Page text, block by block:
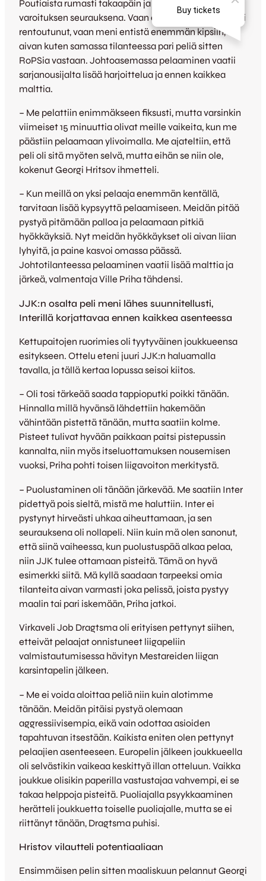
Poutiaista rumasti takaapäin ja näki punaista toisen
varoituksen seurauksena. Vaan eipä kettupaitojen peli
rentoutunut, vaan meni entistä enemmän kipsiin,
aivan kuten samassa tilanteessa pari peliä sitten
RoPSia vastaan. Johtoasemassa pelaaminen vaatii
sarjanousijalta lisää harjoittelua ja ennen kaikkea
malttia.
– Me pelattiin enimmäkseen fiksusti, mutta varsinkin
viimeiset 15 minuuttia olivat meille vaikeita, kun me
päästiin pelaamaan ylivoimalla. Me ajateltiin, että
peli oli sitä myöten selvä, mutta eihän se niin ole,
kokenut Georgi Hritsov ihmetteli.
– Kun meillä on yksi pelaaja enemmän kentällä,
tarvitaan lisää kypsyyttä pelaamiseen. Meidän pitää
pystyä pitämään palloa ja pelaamaan pitkiä
hyökkäyksiä. Nyt meidän hyökkäykset oli aivan liian
lyhyitä, ja paine kasvoi omassa päässä.
Johtotilanteessa pelaaminen vaatii lisää malttia ja
järkeä, valmentaja Ville Priha tähdensi.
JJK:n osalta peli meni lähes suunnitellusti,
Interillä korjattavaa ennen kaikkea asenteessa
Kettupaitojen ruorimies oli tyytyväinen joukkueensa
esitykseen. Ottelu eteni juuri JJK:n haluamalla
tavalla, ja tällä kertaa lopussa seisoi kiitos.
– Oli tosi tärkeää saada tappioputki poikki tänään.
Hinnalla millä hyvänsä lähdettiin hakemään
vähintään pistettä tänään, mutta saatiin kolme.
Pisteet tulivat hyvään paikkaan paitsi pistepussin
kannalta, niin myös itseluottamuksen nousemisen
vuoksi, Priha pohti toisen liigavoiton merkitystä.
– Puolustaminen oli tänään järkevää. Me saatiin Inter
pidettyä pois sieltä, mistä me haluttiin. Inter ei
pystynyt hirveästi uhkaa aiheuttamaan, ja sen
seurauksena oli nollapeli. Niin kuin mä olen sanonut,
että siinä vaiheessa, kun puolustuspää alkaa pelaa,
niin JJK tulee ottamaan pisteitä. Tämä on hyvä
esimerkki siitä. Mä kyllä saadaan tarpeeksi omia
tilanteita aivan varmasti joka pelissä, joista pystyy
maalin tai pari iskemään, Priha jatkoi.
Virkaveli Job Dragtsma oli erityisen pettynyt siihen,
etteivät pelaajat onnistuneet liigapeliin
valmistautumisessa hävityn Mestareiden liigan
karsintapelin jälkeen.
– Me ei voida aloittaa peliä niin kuin alotimme
tänään. Meidän pitäisi pystyä olemaan
aggressiivisempia, eikä vain odottaa asioiden
tapahtuvan itsestään. Kaikista eniten olen pettynyt
pelaajien asenteeseen. Europelin jälkeen joukkueella
oli selvästikin vaikeaa keskittyä illan otteluun. Vaikka
joukkue olisikin paperilla vastustajaa vahvempi, ei se
takaa helppoja pisteitä. Puoliajalla psyykkaaminen
herätteli joukkuetta toiselle puoliajalle, mutta se ei
riittänyt tänään, Dragtsma puhisi.
Hristov vilautteli potentiaaliaan
Ensimmäisen pelin sitten maaliskuun pelannut Georgi